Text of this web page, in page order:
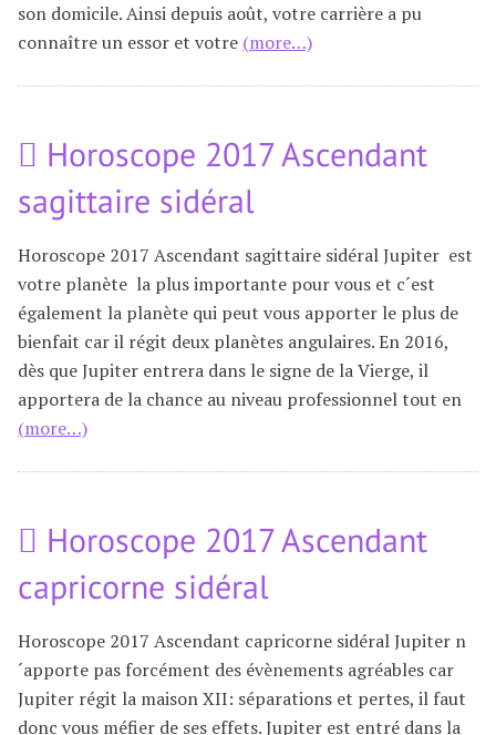
son domicile. Ainsi depuis août, votre carrière a pu
connaître un essor et votre (more…)
Horoscope 2017 Ascendant
sagittaire sidéral
Horoscope 2017 Ascendant sagittaire sidéral Jupiter est
votre planète la plus importante pour vous et c´est
également la planète qui peut vous apporter le plus de
bienfait car il régit deux planètes angulaires. En 2016,
dès que Jupiter entrera dans le signe de la Vierge, il
apportera de la chance au niveau professionnel tout en
(more…)
Horoscope 2017 Ascendant
capricorne sidéral
Horoscope 2017 Ascendant capricorne sidéral Jupiter n
´apporte pas forcément des évènements agréables car
Jupiter régit la maison XII: séparations et pertes, il faut
donc vous méfier de ses effets. Jupiter est entré dans la